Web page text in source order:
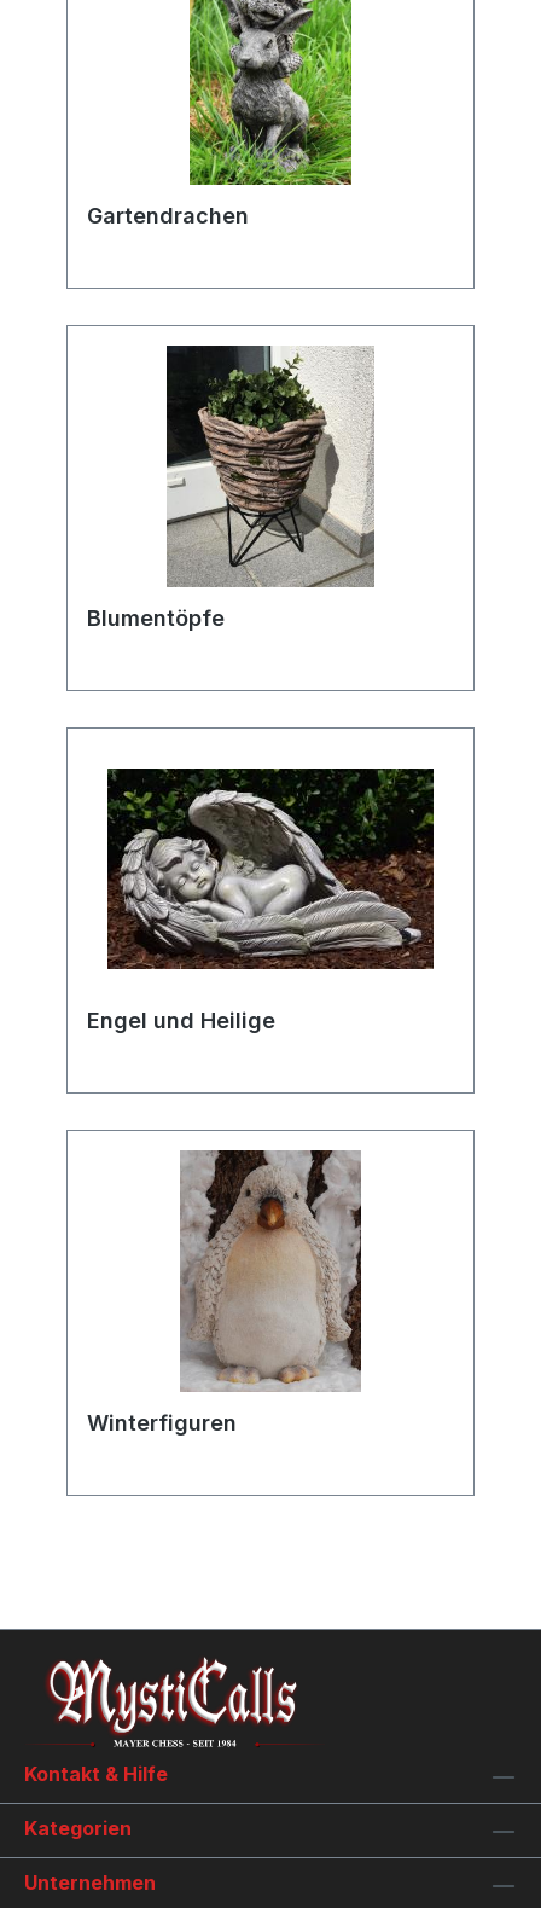
Gartendrachen
Blumentöpfe
Engel und Heilige
Winterfiguren
Kontakt & Hilfe
Kategorien
Unternehmen